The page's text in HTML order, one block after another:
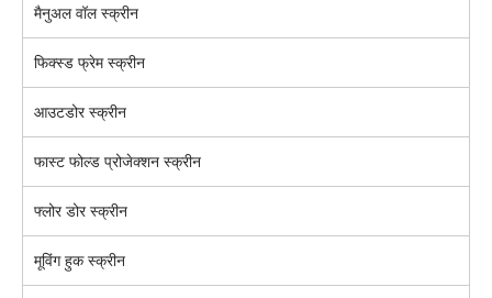
मैनुअल वॉल स्क्रीन
फिक्स्ड फ्रेम स्क्रीन
आउटडोर स्क्रीन
फास्ट फोल्ड प्रोजेक्शन स्क्रीन
फ्लोर डोर स्क्रीन
मूविंग हुक स्क्रीन